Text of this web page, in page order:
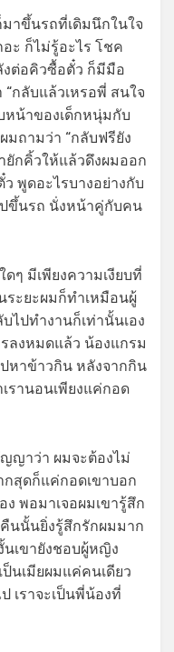
าขึ้นรถที่เดิมนึกในใจ
ะ ก็ไม่รู้อะไร โชค
ต่อคิวซื้อตั๋ว ก็มีมือ
กลับแล้วเหรอพี่ สนใจ
หน้าของเด็กหนุ่มกับ
มถามว่า “กลับฟรียัง
ยักคิ้วให้แล้วดึงผมออก
พูดอะไรบางอย่างกับ
ขึ้นรถ นั่งหน้าคู่กับคน
ๆ มีเพียงความเงียบที่
ระยะผมก็ทำเหมือนผู้
ไปทำงานก็เท่านั้นเอง
ลงหมดแล้ว น้องแกรม
หาข้าวกิน หลังจากกิน
รานอนเพียงแค่กอด
ญาว่า ผมจะต้องไม่
กสุดก็แค่กอดเขาบอก
ง พอมาเจอผมเขารู้สึก
นนั้นยิ่งรู้สึกรักผมมาก
นเขายังชอบผู้หญิง
นเมียผมแค่คนเดียว
เราจะเป็นพี่น้องที่